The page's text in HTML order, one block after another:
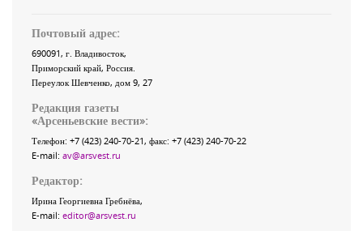
Почтовый адрес:
690091, г. Владивосток,
Приморский край, Россия.
Переулок Шевченко, дом 9, 27
Редакция газеты
«Арсеньевские вести»:
Телефон: +7 (423) 240-70-21, факс: +7 (423) 240-70-22
E-mail: av@arsvest.ru
Редактор:
Ирина Георгиевна Гребнёва,
E-mail: editor@arsvest.ru